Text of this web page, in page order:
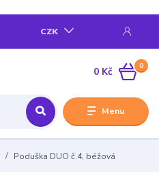
Menu
CZK
0
0 Kč
Poduška DUO č.4, béžová